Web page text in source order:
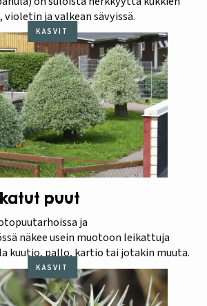
violetin ja valkean sävyissä.
KASVIT
puut
ja
näkee usein muotoon leikattuja
kuutio, pallo, kartio tai jotakin muuta.
KASVIT